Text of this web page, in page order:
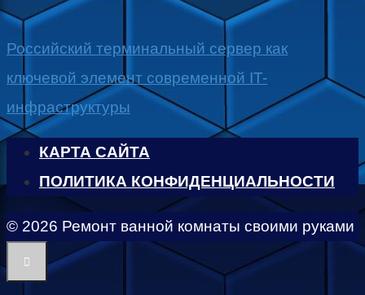
Российский терминальный сервер как
ключевой элемент современной IT-
инфраструктуры
КАРТА САЙТА
ПОЛИТИКА КОНФИДЕНЦИАЛЬНОСТИ
© 2026 Ремонт ванной комнаты своими руками